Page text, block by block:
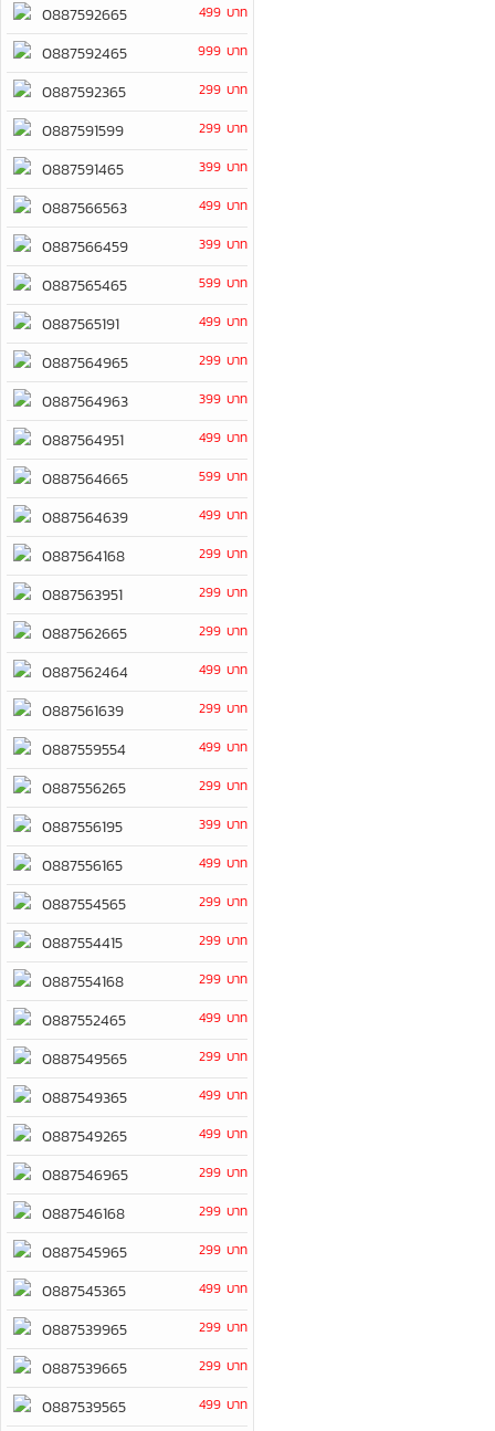
0887592665 499 บาท
0887592465 999 บาท
0887592365 299 บาท
0887591599 299 บาท
0887591465 399 บาท
0887566563 499 บาท
0887566459 399 บาท
0887565465 599 บาท
0887565191 499 บาท
0887564965 299 บาท
0887564963 399 บาท
0887564951 499 บาท
0887564665 599 บาท
0887564639 499 บาท
0887564168 299 บาท
0887563951 299 บาท
0887562665 299 บาท
0887562464 499 บาท
0887561639 299 บาท
0887559554 499 บาท
0887556265 299 บาท
0887556195 399 บาท
0887556165 499 บาท
0887554565 299 บาท
0887554415 299 บาท
0887554168 299 บาท
0887552465 499 บาท
0887549565 299 บาท
0887549365 499 บาท
0887549265 499 บาท
0887546965 299 บาท
0887546168 299 บาท
0887545965 299 บาท
0887545365 499 บาท
0887539965 299 บาท
0887539665 299 บาท
0887539565 499 บาท